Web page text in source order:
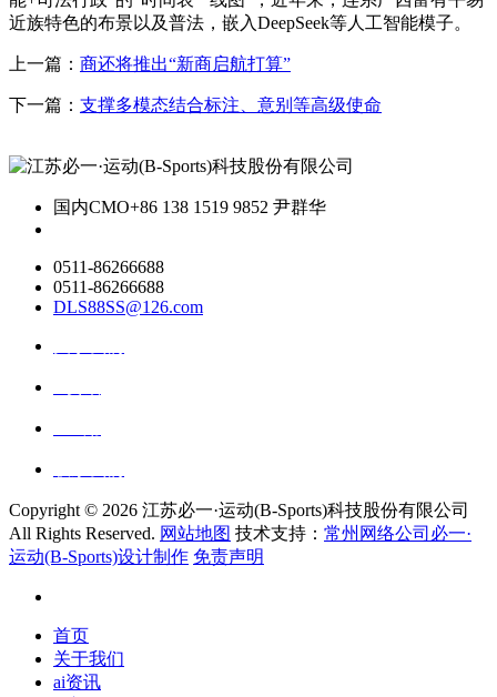
近族特色的布景以及普法，嵌入DeepSeek等人工智能模子。
上一篇： 商还将推出“新商启航打算”
下一篇： 支撑多模态结合标注、意别等高级使命
国内CMO+86 138 1519 9852 尹群华
0511-86266688
0511-86266688
DLS88SS@126.com
Copyright © 2026 江苏必一·运动(B-Sports)科技股份有限公司
All Rights Reserved. 网站地图 技术支持： 常州网络公司必一·
运动(B-Sports)设计制作 免责声明
首页
关于我们
ai资讯